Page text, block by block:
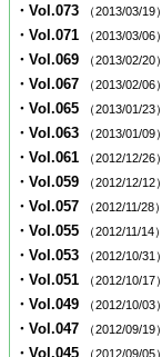
・Vol.073 （2013/03/19）
・Vol.071 （2013/03/06）
・Vol.069 （2013/02/20）
・Vol.067 （2013/02/06）
・Vol.065 （2013/01/23）
・Vol.063 （2013/01/09）
・Vol.061 （2012/12/26）
・Vol.059 （2012/12/12）
・Vol.057 （2012/11/28）
・Vol.055 （2012/11/14）
・Vol.053 （2012/10/31）
・Vol.051 （2012/10/17）
・Vol.049 （2012/10/03）
・Vol.047 （2012/09/19）
・Vol.045 （2012/09/05）